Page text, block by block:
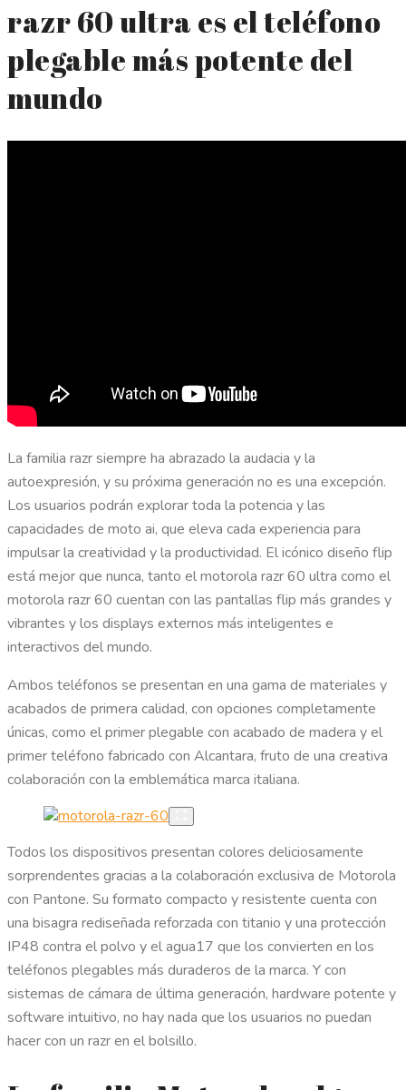
razr 60 ultra es el teléfono
plegable más potente del
mundo
La familia razr siempre ha abrazado la audacia y la
autoexpresión, y su próxima generación no es una excepción.
Los usuarios podrán explorar toda la potencia y las
capacidades de moto ai, que eleva cada experiencia para
impulsar la creatividad y la productividad. El icónico diseño flip
está mejor que nunca, tanto el motorola razr 60 ultra como el
motorola razr 60 cuentan con las pantallas flip más grandes y
vibrantes y los displays externos más inteligentes e
interactivos del mundo.
Ambos teléfonos se presentan en una gama de materiales y
acabados de primera calidad, con opciones completamente
únicas, como el primer plegable con acabado de madera y el
primer teléfono fabricado con Alcantara, fruto de una creativa
colaboración con la emblemática marca italiana.
Todos los dispositivos presentan colores deliciosamente
sorprendentes gracias a la colaboración exclusiva de Motorola
con Pantone. Su formato compacto y resistente cuenta con
una bisagra rediseñada reforzada con titanio y una protección
IP48 contra el polvo y el agua17 que los convierten en los
teléfonos plegables más duraderos de la marca. Y con
sistemas de cámara de última generación, hardware potente y
software intuitivo, no hay nada que los usuarios no puedan
hacer con un razr en el bolsillo.